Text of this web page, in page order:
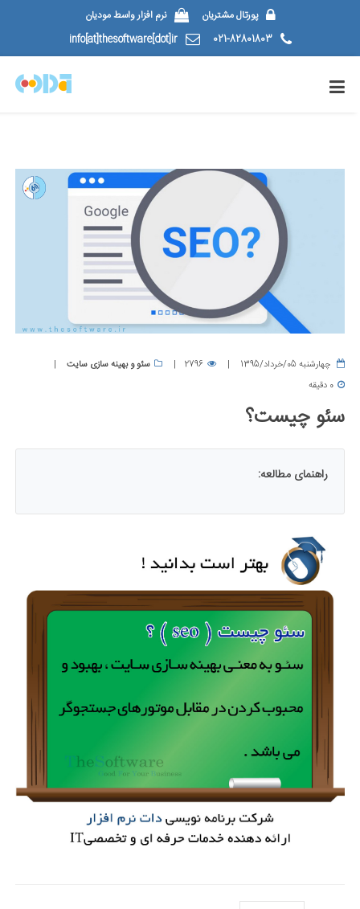
پورتال مشتریان
نرم افزار واسط مودیان
021-82801803
info[at]thesoftware[dot]ir
چهارشنبه 05/خرداد/1395 2796
سئو و بهینه سازی سایت
0 دقیقه
سئو چیست؟
راهنمای مطالعه: